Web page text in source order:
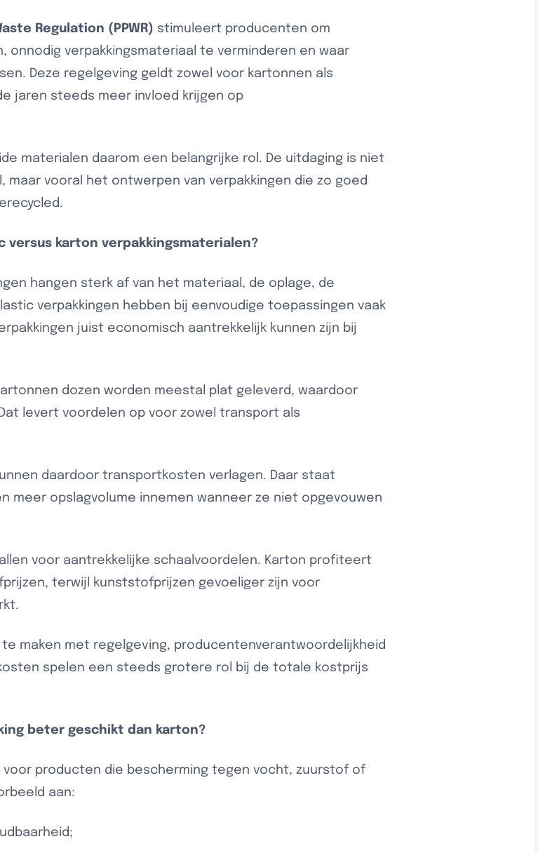
Regulation (PPWR) stimuleert producenten om
onnodig verpakkingsmateriaal te verminderen en waar
Deze regelgeving geldt zowel voor kartonnen als
jaren steeds meer invloed krijgen op
materialen daarom een belangrijke rol. De uitdaging is niet
vooral het ontwerpen van verpakkingen die zo goed
versus karton verpakkingsmaterialen?
hangen sterk af van het materiaal, de oplage, de
verpakkingen hebben bij eenvoudige toepassingen vaak
juist economisch aantrekkelijk kunnen zijn bij
dozen worden meestal plat geleverd, waardoor
levert voordelen op voor zowel transport als
daardoor transportkosten verlagen. Daar staat
meer opslagvolume innemen wanneer ze niet opgevouwen
voor aantrekkelijke schaalvoordelen. Karton profiteert
terwijl kunststofprijzen gevoeliger zijn voor
maken met regelgeving, producentenverantwoordelijkheid
spelen een steeds grotere rol bij de totale kostprijs
beter geschikt dan karton?
voor producten die bescherming tegen vocht, zuurstof of
aan: